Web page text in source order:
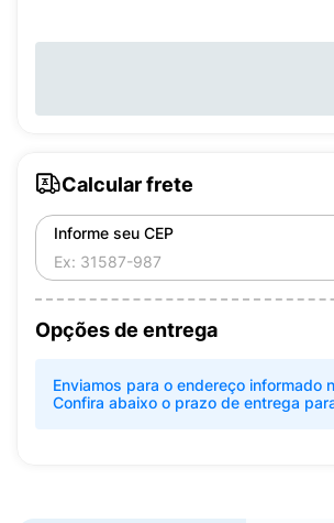
Calcular frete
Informe seu CEP
Opções de entrega
Enviamos para o endereço informado
Confira abaixo o prazo de entrega